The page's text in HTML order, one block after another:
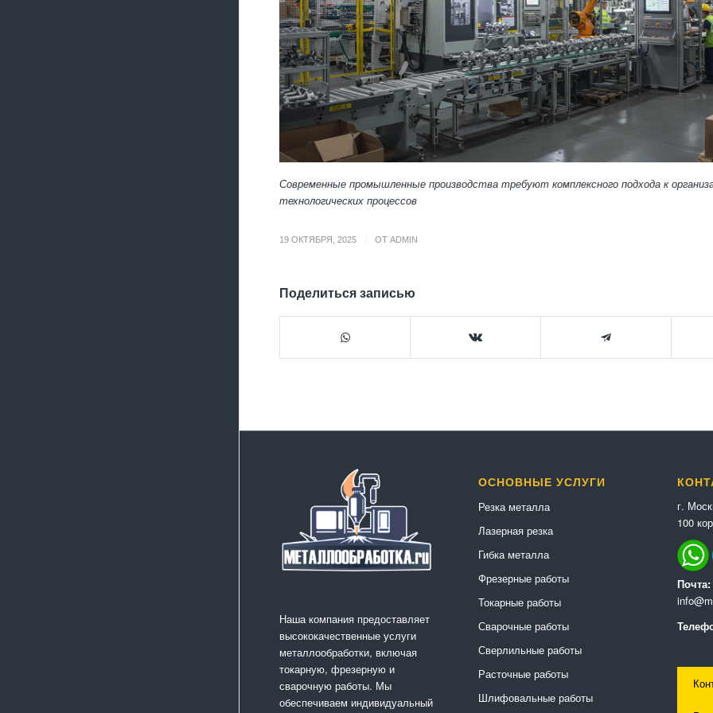
Современные промышленные производства требуют комплексного подхода к
технологических процессов
19 ОКТЯБРЯ, 2025 ОТ ADMIN
Поделиться записью
Наша компания предоставляет
высококачественные услуги
металлообработки, включая
токарную, фрезерную и
сварочную работы. Мы
обеспечиваем индивидуальный
ОСНОВНЫЕ УСЛУГИ
Резка металла
Лазерная резка
Гибка металла
Фрезерные работы
Токарные работы
Сварочные работы
Сверлильные работы
Расточные работы
Шлифовальные работы
г.
100
Почта: